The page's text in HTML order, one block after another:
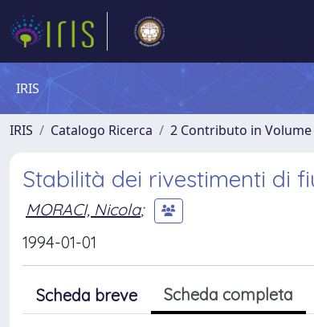
IRIS
IRIS Catalogo Ricerca 2 Contributo in Volume
Stabilità dei rivestimenti di
MORACI, Nicola;
1994-01-01
Scheda breve Scheda completa